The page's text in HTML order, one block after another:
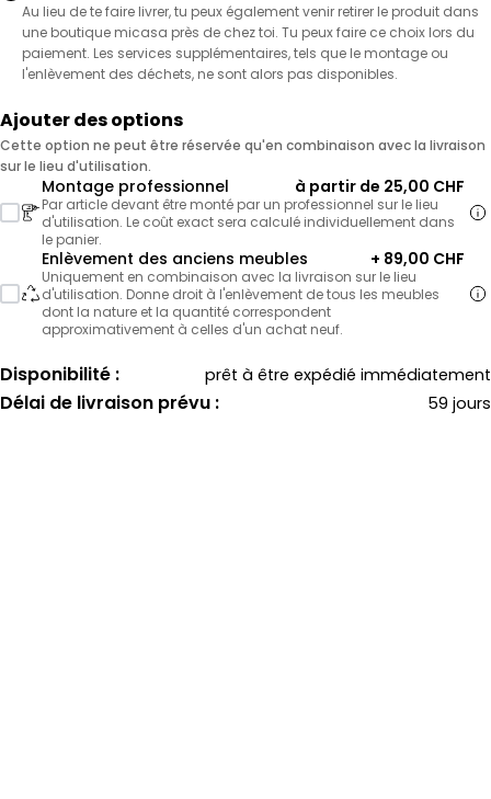
Au lieu de te faire livrer, tu peux également venir retirer le produit dans
une boutique micasa près de chez toi. Tu peux faire ce choix lors du
paiement. Les services supplémentaires, tels que le montage ou
l'enlèvement des déchets, ne sont alors pas disponibles.
Ajouter des options
Cette option ne peut être réservée qu'en combinaison avec la livraison
sur le lieu d'utilisation.
Montage professionnel à partir de 25,00 CHF
Par article devant être monté par un professionnel sur le lieu
d'utilisation. Le coût exact sera calculé individuellement dans
le panier.
Enlèvement des anciens meubles + 89,00 CHF
Uniquement en combinaison avec la livraison sur le lieu
d'utilisation. Donne droit à l'enlèvement de tous les meubles
dont la nature et la quantité correspondent
approximativement à celles d'un achat neuf.
Disponibilité : prêt à être expédié immédiatement
Délai de livraison prévu : 59 jours